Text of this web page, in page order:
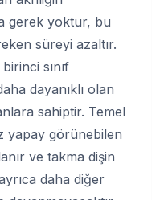
gerek yoktur, bu
süreyi azaltır.
sınıf
dayanıklı olan
sahiptir. Temel
yapay görünebilen
ve takma dişin
daha diğer